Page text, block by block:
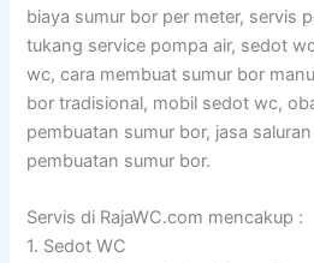
biaya sumur bor per meter, servis
tukang service pompa air, sedot
wc, cara membuat sumur bor
bor tradisional, mobil sedot wc,
pembuatan sumur bor, jasa
pembuatan sumur bor.
Servis di RajaWC.com mencakup :
1. Sedot WC